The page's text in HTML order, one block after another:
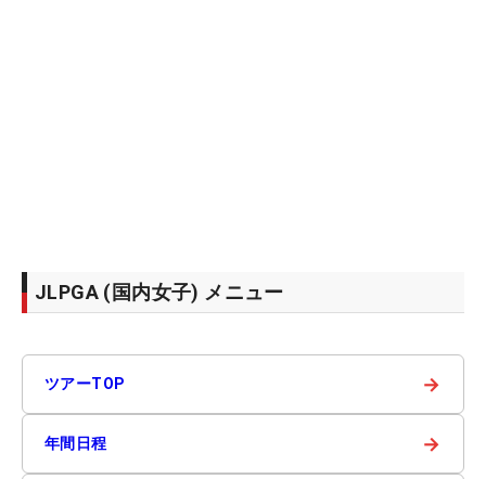
JLPGA (国内女子) メニュー
ツアーTOP →
年間日程 →